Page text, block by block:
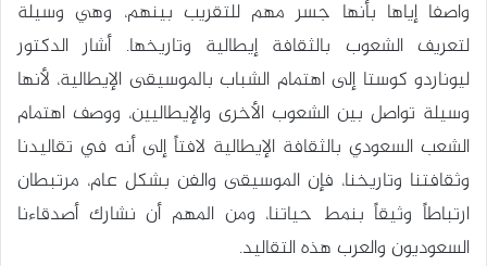
واصفا إياها بأنها جسر مهم للتقريب بينهم، وهي وسيلة
لتعريف الشعوب بالثقافة إيطالية وتاريخها. أشار الدكتور
ليوناردو كوستا إلى اهتمام الشباب بالموسيقى الإيطالية، لأنها
وسيلة تواصل بين الشعوب الأخرى والإيطاليين، ووصف اهتمام
الشعب السعودي بالثقافة الإيطالية لافتاً إلى أنه في تقاليدنا
وثقافتنا وتاريخنا، فإن الموسيقى والفن بشكل عام، مرتبطان
ارتباطاً وثيقاً بنمط حياتنا، ومن المهم أن نشارك أصدقاءنا
السعوديون والعرب هذه التقاليد.